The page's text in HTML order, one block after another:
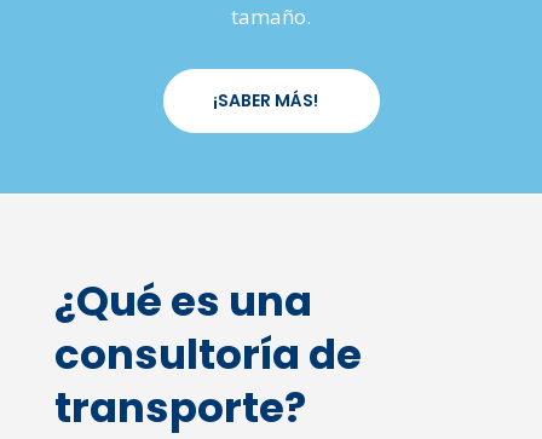
tamaño.
¡SABER MÁS!
¿Qué es una
consultoría de
transporte?